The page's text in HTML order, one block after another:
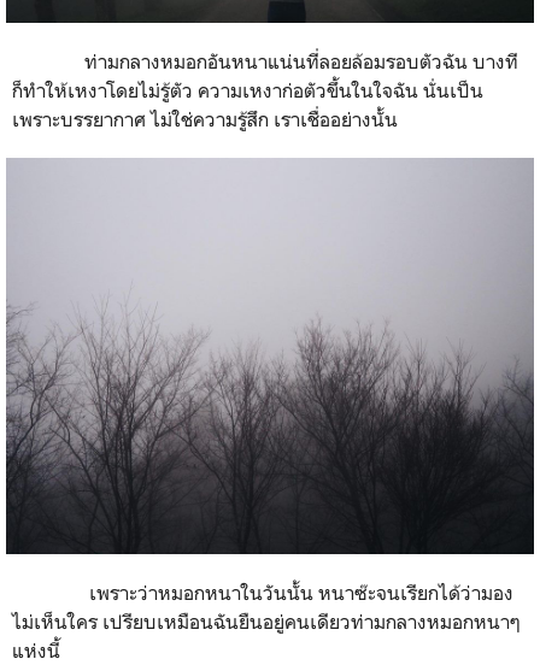
ท่ามกลางหมอกอันหนาแน่นที่ลอยล้อมรอบตัวฉัน บางที
ก็ทำให้เหงาโดยไม่รู้ตัว ความเหงาก่อตัวขึ้นในใจฉัน นั่นเป็น
เพราะบรรยากาศ ไม่ใช่ความรู้สึก เราเชื่ออย่างนั้น
เพราะว่าหมอกหนาในวันนั้น หนาซ๊ะจนเรียกได้ว่ามอง
ไม่เห็นใคร เปรียบเหมือนฉันยืนอยู่คนเดียวท่ามกลางหมอกหนาๆ
แห่งนี้